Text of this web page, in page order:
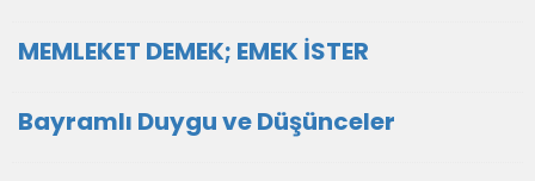
MEMLEKET DEMEK; EMEK İSTER
Bayramlı Duygu ve Düşünceler